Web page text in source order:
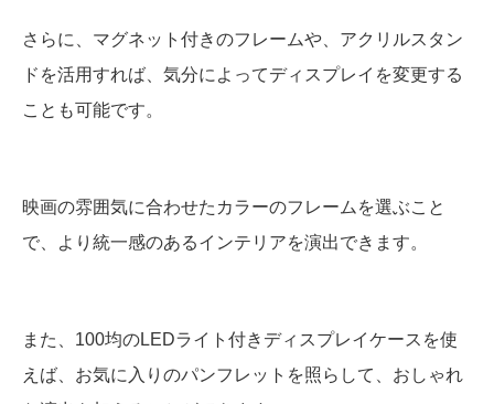
さらに、マグネット付きのフレームや、アクリルスタン
ドを活用すれば、気分によってディスプレイを変更する
ことも可能です。
映画の雰囲気に合わせたカラーのフレームを選ぶこと
で、より統一感のあるインテリアを演出できます。
また、100均のLEDライト付きディスプレイケースを使
えば、お気に入りのパンフレットを照らして、おしゃれ